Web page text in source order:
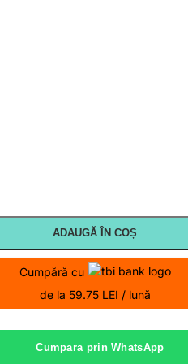
ADAUGĂ ÎN COȘ
Cumpără cu
de la 59.75 LEI / lună
Cumpara prin WhatsApp